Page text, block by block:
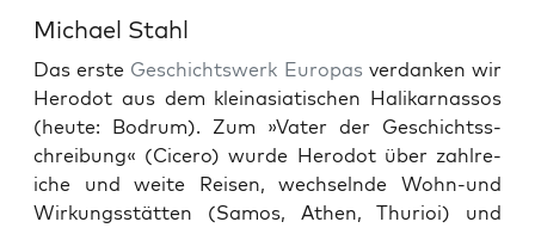
Michael Stahl
Das erste Geschichtswerk Europas ver­danken wir
Herodot aus dem kleinasi­atis­chen Halikar­nas­sos
(heute: Bodrum). Zum »Vater der Geschichtss­
chrei­bung« (Cicero) wurde Herodot über zahlre­
iche und weite Reisen, wech­sel­nde Wohn-und
Wirkungsstät­ten (Samos, Athen, Thu­ri­oi) und